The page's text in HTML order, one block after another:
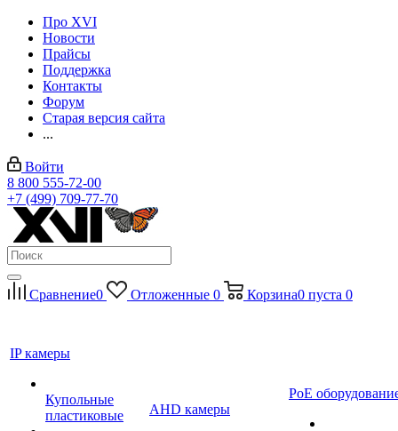
Про XVI
Новости
Прайсы
Поддержка
Контакты
Форум
Старая версия сайта
...
Войти
8 800 555-72-00
+7 (499) 709-77-70
Сравнение0 Отложенные 0 Корзина0 пуста 0
IP камеры
Купольные
пластиковые
AHD камеры
PoE